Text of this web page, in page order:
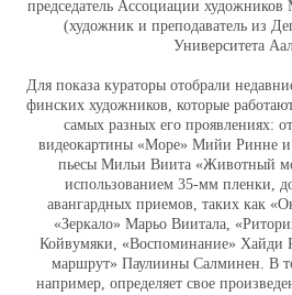
председатель Ассоциации
(художник и преподаватель из
Университета
Для показа кураторы отобрали
финских художников, которые
самых разных его проявлениях:
видеокартины «Море» Мийи Ринне и
пьесы Мильи Виита «Животный
использованием 35-мм пленки,
авангардных приемов, таких как
«Зеркало» Марьо Виитала,
Койвумяки, «Воспоминание»
маршрут» Паулиины Салминен. В
например, определяет свое